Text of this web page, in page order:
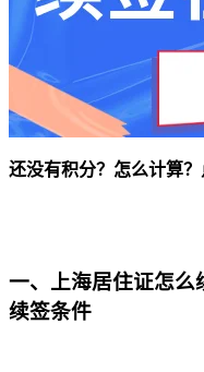
还没有积分？怎么计算？
一、上海居住证怎么
续签条件